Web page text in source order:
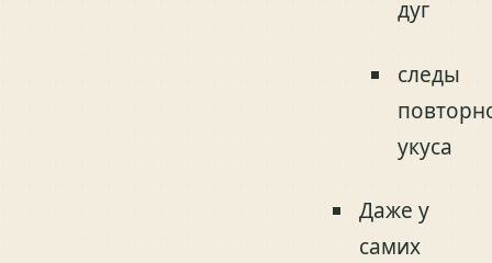
дуг
следы
укуса
Даже у
самих